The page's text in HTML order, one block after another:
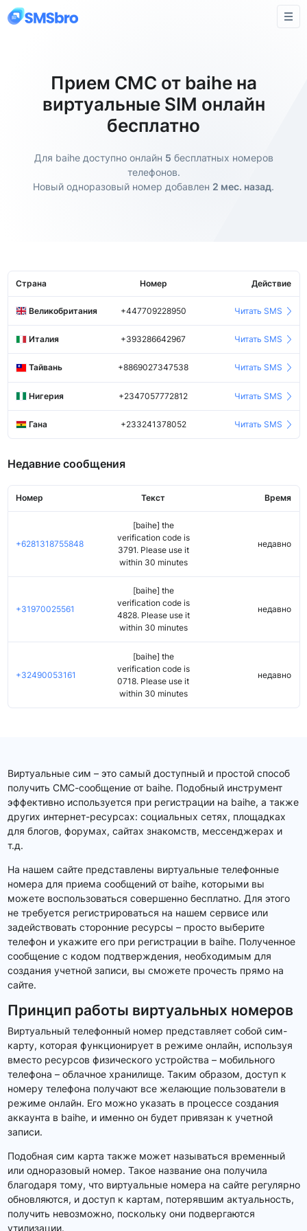
Прием СМС от baihe на
виртуальные SIM онлайн
бесплатно
Для baihe доступно онлайн 5 бесплатных номеров
телефонов.
Новый одноразовый номер добавлен 2 мес. назад.
Страна Номер Действие
Великобритания +447709228950 Читать SMS
Италия +393286642967 Читать SMS
Тайвань +8869027347538 Читать SMS
Нигерия +2347057772812 Читать SMS
Гана +233241378052 Читать SMS
Недавние сообщения
Номер Текст Время
+6281318755848
[baihe] the
verification code is
3791. Please use it
within 30 minutes
недавно
+31970025561
[baihe] the
verification code is
4828. Please use it
within 30 minutes
недавно
+32490053161
[baihe] the
verification code is
0718. Please use it
within 30 minutes
недавно
Виртуальные сим – это самый доступный и простой способ
получить СМС-сообщение от baihe. Подобный инструмент
эффективно используется при регистрации на baihe, а также
других интернет-ресурсах: социальных сетях, площадках
для блогов, форумах, сайтах знакомств, мессенджерах и
т.д.
На нашем сайте представлены виртуальные телефонные
номера для приема сообщений от baihe, которыми вы
можете воспользоваться совершенно бесплатно. Для этого
не требуется регистрироваться на нашем сервисе или
задействовать сторонние ресурсы – просто выберите
телефон и укажите его при регистрации в baihe. Полученное
сообщение с кодом подтверждения, необходимым для
создания учетной записи, вы сможете прочесть прямо на
сайте.
Принцип работы виртуальных номеров
Виртуальный телефонный номер представляет собой сим-
карту, которая функционирует в режиме онлайн, используя
вместо ресурсов физического устройства – мобильного
телефона – облачное хранилище. Таким образом, доступ к
номеру телефона получают все желающие пользователи в
режиме онлайн. Его можно указать в процессе создания
аккаунта в baihe, и именно он будет привязан к учетной
записи.
Подобная сим карта также может называться временный
или одноразовый номер. Такое название она получила
благодаря тому, что виртуальные номера на сайте регулярно
обновляются, и доступ к картам, потерявшим актуальность,
получить невозможно, поскольку они подвергаются
утилизации.